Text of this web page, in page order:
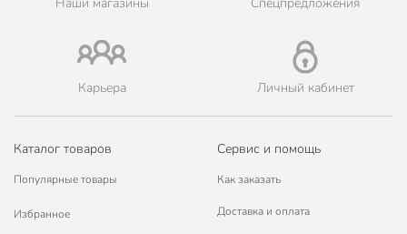
📜 Только оригинальная продукция. Интернет-гипермаркет
Порядок - официальный представитель ведущих мировых
марок.Карьера Личный кабинет
Каталог товаров
Популярные товары
Избранное
Сервис и помощь
Как заказать
Доставка и оплата